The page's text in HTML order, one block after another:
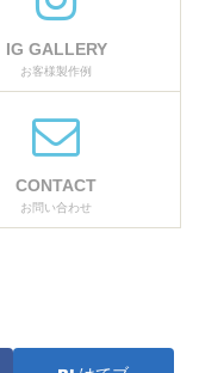
IG GALLERY
お客様製作例
CONTACT
お問い合わせ